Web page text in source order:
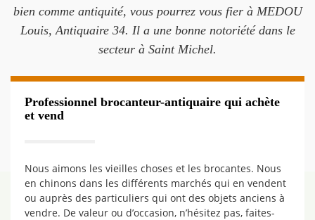
bien comme antiquité, vous pourrez vous fier à MEDOU
Louis, Antiquaire 34. Il a une bonne notoriété dans le
secteur à Saint Michel.
Professionnel brocanteur-antiquaire qui achète
et vend
Nous aimons les vieilles choses et les brocantes. Nous
en chinons dans les différents marchés qui en vendent
ou auprès des particuliers qui ont des objets anciens à
vendre. De valeur ou d’occasion, n’hésitez pas, faites-